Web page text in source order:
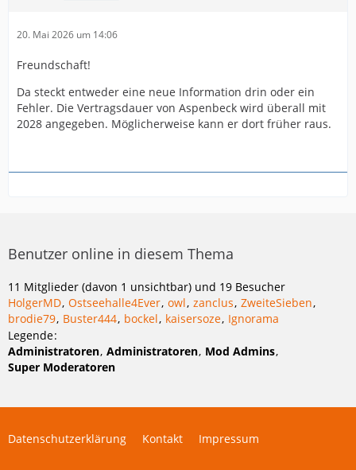
20. Mai 2026 um 14:06
Freundschaft!
Da steckt entweder eine neue Information drin oder ein
Fehler. Die Vertragsdauer von Aspenbeck wird überall mit
2028 angegeben. Möglicherweise kann er dort früher raus.
Benutzer online in diesem Thema
11 Mitglieder (davon 1 unsichtbar) und 19 Besucher
HolgerMD Ostseehalle4Ever owl zanclus ZweiteSieben
brodie79 Buster444 bockel kaisersoze Ignorama
Legende
Administratoren Administratoren Mod Admins
Super Moderatoren
Datenschutzerklärung Kontakt Impressum